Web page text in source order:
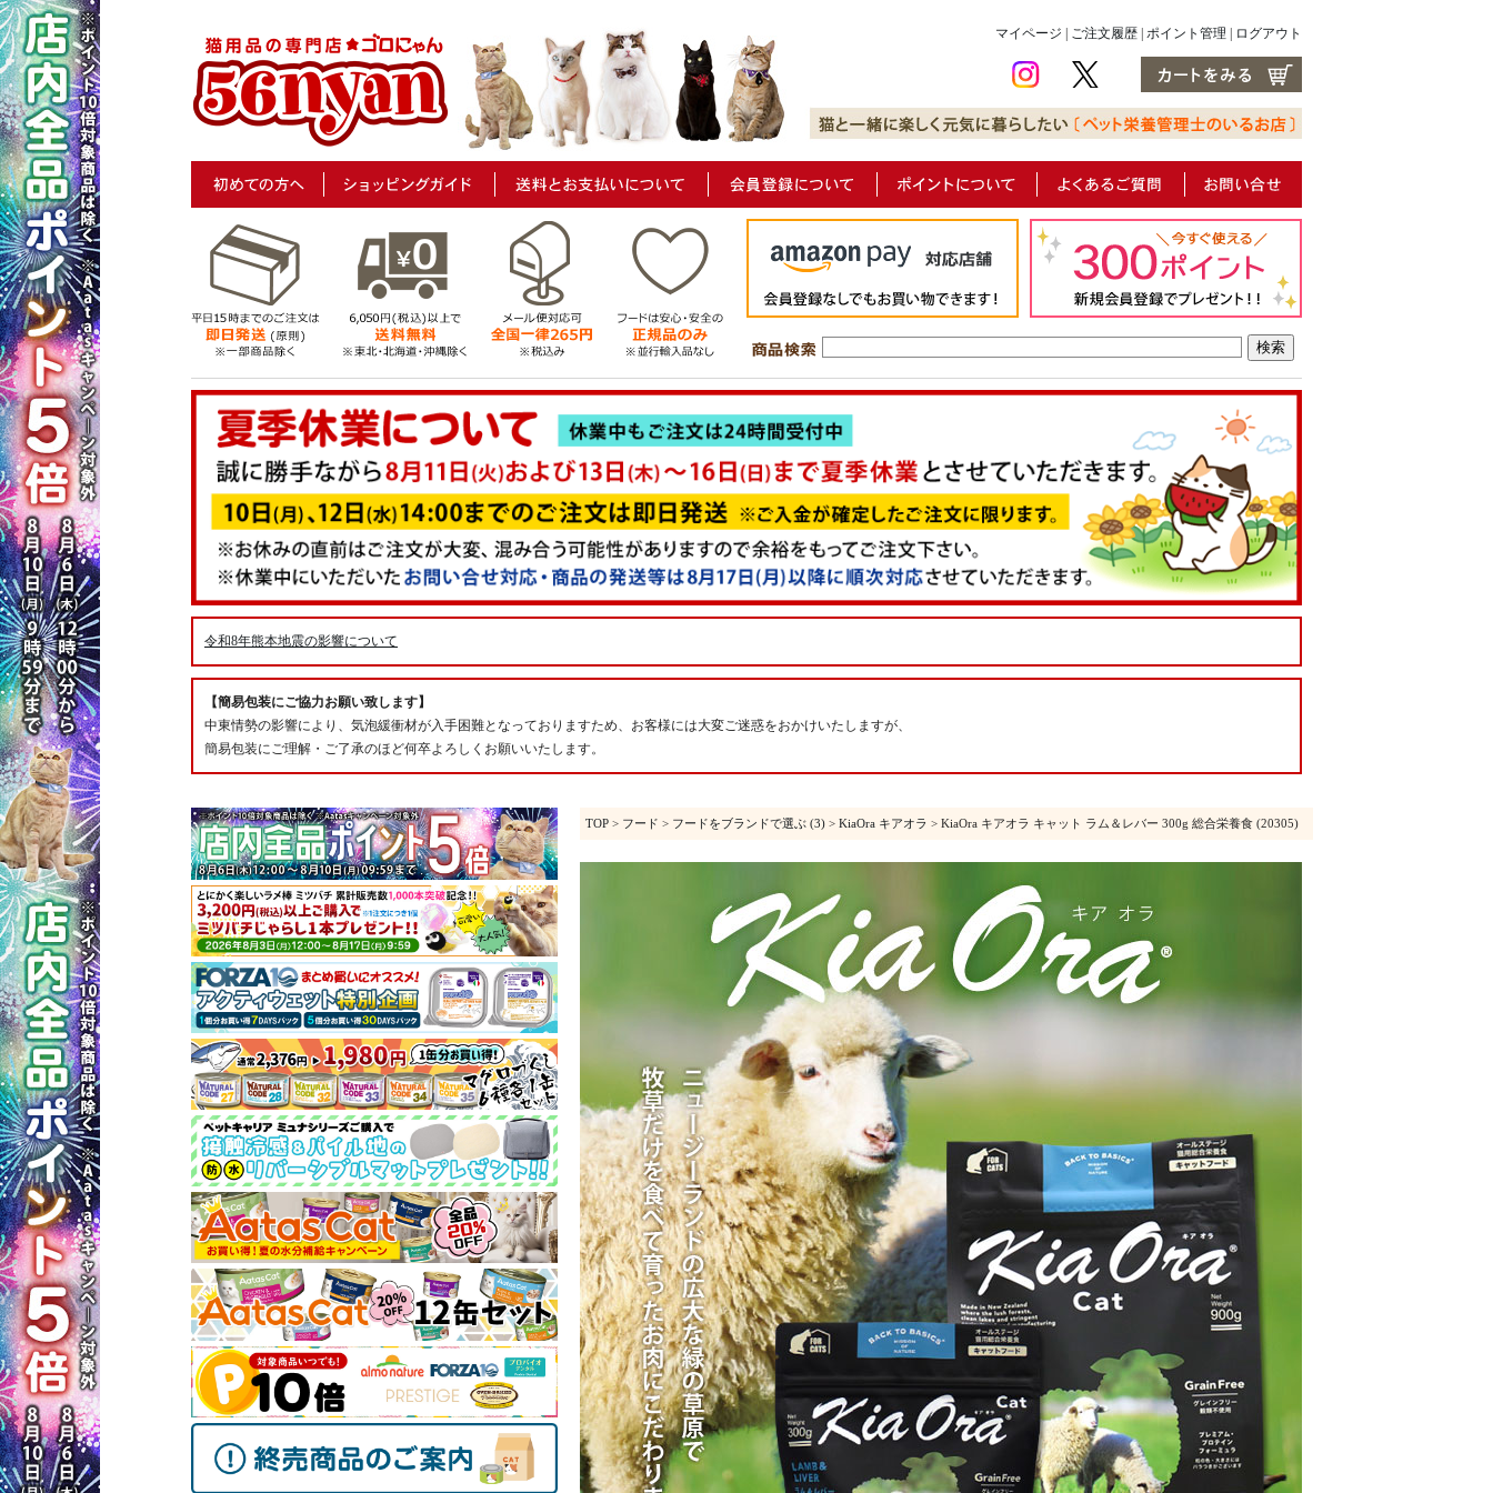
マイページ ご注文履歴 ポイント管理 ログアウト
令和8年熊本地震の影響について
【簡易包装にご協力お願い致します】
中東情勢の影響により、気泡緩衝材が入手困難となっておりますため、お客様には大変ご迷惑をおかけいたしますが、
簡易包装にご理解・ご了承のほど何卒よろしくお願いいたします。
TOP > フード > フードをブランドで選ぶ (3) > KiaOra キアオラ > KiaOra キアオラ キャット ラム＆レバー 300g 総合栄養食 (20305)